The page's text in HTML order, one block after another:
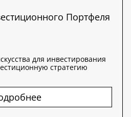
Портфеля
для инвестирования
стратегию